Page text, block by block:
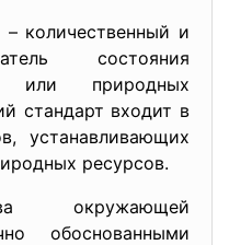
– количественный и
состояния
или природных
стандарт входит в
устанавливающих
ресурсов.
окружающей
обоснованными